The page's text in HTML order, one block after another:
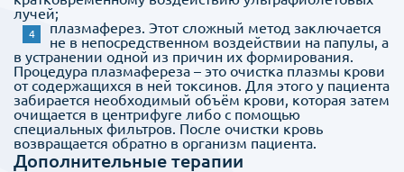
лучей;
плазмаферез. Этот сложный метод заключается
не в непосредственном воздействии на папулы, а
в устранении одной из причин их формирования.
Процедура плазмафереза – это очистка плазмы крови
от содержащихся в ней токсинов. Для этого у пациента
забирается необходимый объём крови, которая затем
очищается в центрифуге либо с помощью
специальных фильтров. После очистки кровь
возвращается обратно в организм пациента.
Дополнительные терапии